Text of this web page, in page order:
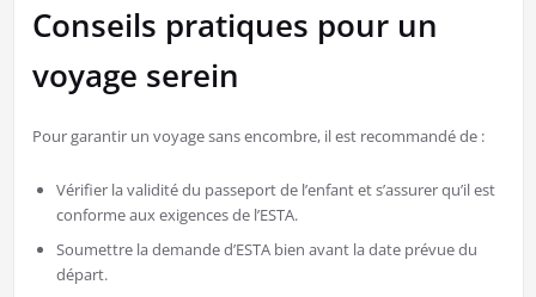
Conseils pratiques pour un
voyage serein
Pour garantir un voyage sans encombre, il est recommandé de :
Vérifier la validité du passeport de l’enfant et s’assurer qu’il est
conforme aux exigences de l’ESTA.
Soumettre la demande d’ESTA bien avant la date prévue du
départ.